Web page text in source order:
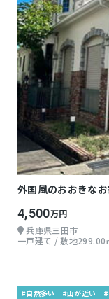
外国風のおおきな
4,500万円
兵庫県三田市
一戸建て / 敷地
#自然多い #山が近い